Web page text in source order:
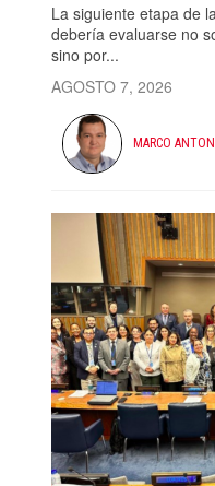
La siguiente etapa de
debería evaluarse no
sino por...
AGOSTO 7, 2026
MARCO